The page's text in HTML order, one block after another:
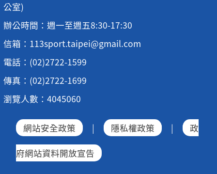
公室)
辦公時間：週一至週五8:30-17:30
信箱：113sport.taipei@gmail.com
電話：(02)2722-1599
傳真：(02)2722-1699
瀏覽人數：4045060
網站安全政策 | 隱私權政策 | 政
府網站資料開放宣告